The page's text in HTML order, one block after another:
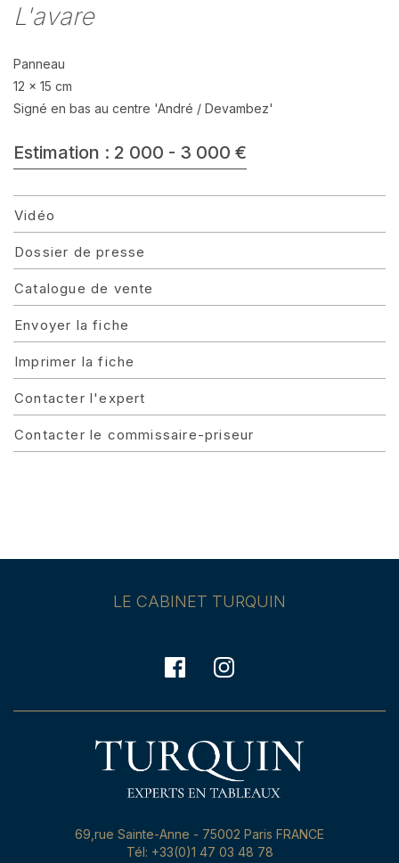
L'avare
Panneau
12 x 15 cm
Signé en bas au centre 'André / Devambez'
Estimation : 2 000 - 3 000 €
Vidéo
Dossier de presse
Catalogue de vente
Envoyer la fiche
Imprimer la fiche
Contacter l'expert
Contacter le commissaire-priseur
LE CABINET TURQUIN
69,rue Sainte-Anne - 75002 Paris FRANCE
Tél: +33(0)1 47 03 48 78